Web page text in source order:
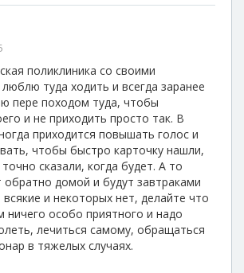
Бородин А. А.
Офтальмолог
Васина Н. Н.
Невролог
поликлиника со своими
туда ходить и всегда заранее
пере походом туда, чтобы
и не приходить просто так. В
приходится повышать голос и
чтобы быстро карточку нашли,
сказали, когда будет. А то
домой и будут завтраками
и некоторых нет, делайте что
ничего особо приятного и надо
лечиться самому, обращаться
в тяжелых случаях.